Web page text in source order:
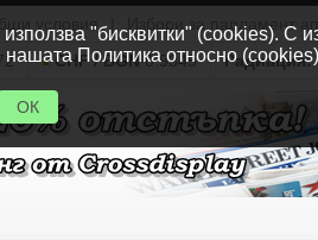
условия Избори за парламент
CHF / BGN0.9345 Радиация:
"бисквитки" (cookies). С
нашата Политика относно
ОК